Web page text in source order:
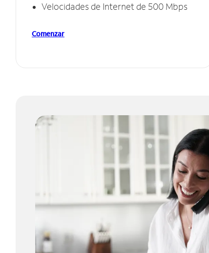
Velocidades de Internet de 500 Mbps
Comenzar